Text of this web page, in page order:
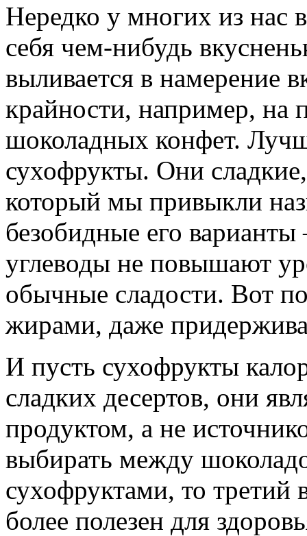
Нередко у многих из нас
себя чем-нибудь
выливается в намерение
крайности, например, на
шоколадных конфет.
сухофрукты. Они
который мы привыкли
безобидные его
углеводы не повышают
обычные сладости. Вот
жирами, даже
И пусть сухофрукты
сладких десертов, они
продуктом, а не
выбирать между
сухофруктами, то третий
более полезен для